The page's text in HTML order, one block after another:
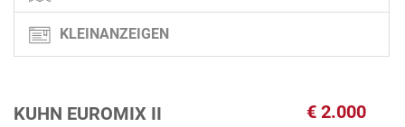
KLEINANZEIGEN
KUHN EUROMIX II
€ 2.000